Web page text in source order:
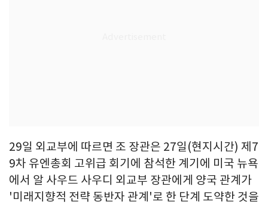
29일 외교부에 따르면 조 장관은 27일(현지시간) 제7
9차 유엔총회 고위급 회기에 참석한 계기에 미국 뉴욕
에서 알 사우드 사우디 외교부 장관에게 양국 관계가
'미래지향적 전략 동반자 관계'로 한 단계 도약한 것을